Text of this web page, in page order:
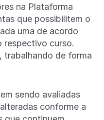
na Plataforma
que possibilitem o
uma de acordo
respectivo curso.
trabalhando de forma
sendo avaliadas
conforme a